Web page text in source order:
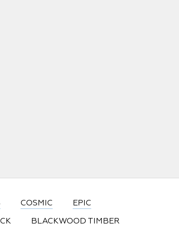
COSMIC EPIC
BLACKWOOD TIMBER